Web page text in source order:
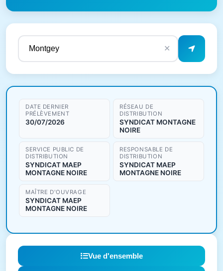
✕
Résultats de qualité de l'eau
DATE DERNIER
PRÉLÈVEMENT
30/07/2026
RÉSEAU DE
DISTRIBUTION
SYNDICAT MONTAGNE
NOIRE
SERVICE PUBLIC DE
DISTRIBUTION
SYNDICAT MAEP
MONTAGNE NOIRE
RESPONSABLE DE
DISTRIBUTION
SYNDICAT MAEP
MONTAGNE NOIRE
MAÎTRE D'OUVRAGE
SYNDICAT MAEP
MONTAGNE NOIRE
Vue d'ensemble